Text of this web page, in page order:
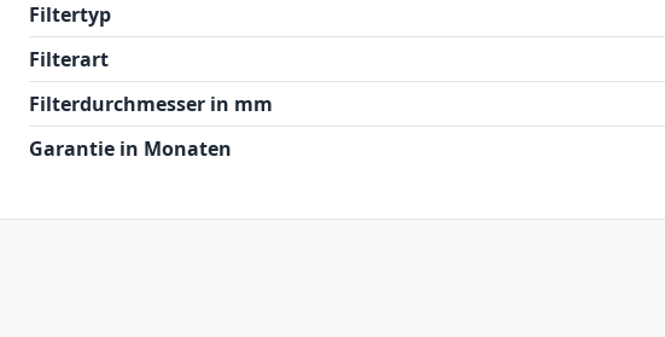
Filtertyp
Filterart
Filterdurchmesser in mm
Garantie in Monaten